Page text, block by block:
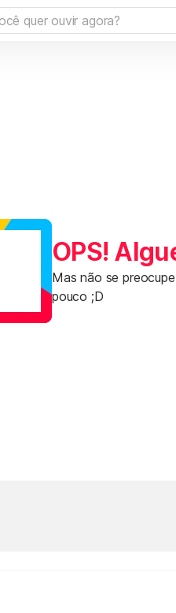
OPS!
Mas não se
pouco ;D